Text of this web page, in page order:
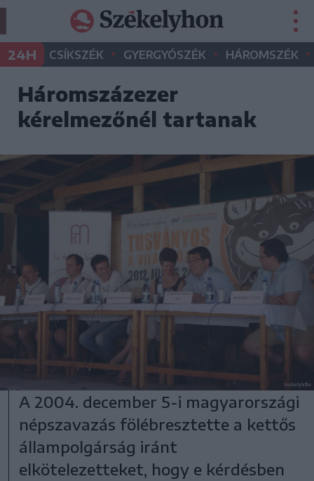
24H CSÍKSZÉK • GYERGYÓSZÉK • HÁROMSZÉK •
Háromszázezer
kérelmezőnél tartanak
A 2004. december 5-i magyarországi
népszavazás fölébresztette a kettős
állampolgárság iránt
elkötelezetteket, hogy e kérdésben